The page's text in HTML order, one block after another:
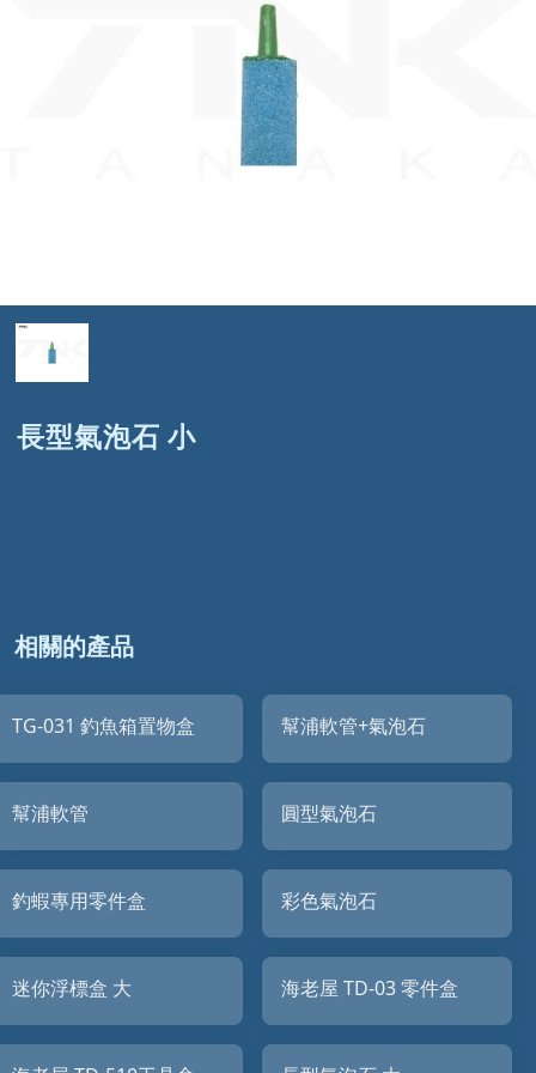
長型氣泡石 小
相關的產品
TG-031 釣魚箱置物盒 幫浦軟管+氣泡石
幫浦軟管 圓型氣泡石
釣蝦專用零件盒 彩色氣泡石
迷你浮標盒 大 海老屋 TD-03 零件盒